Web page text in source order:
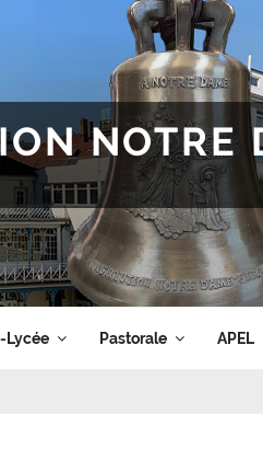
NOTRE
Lycée Pastorale APEL